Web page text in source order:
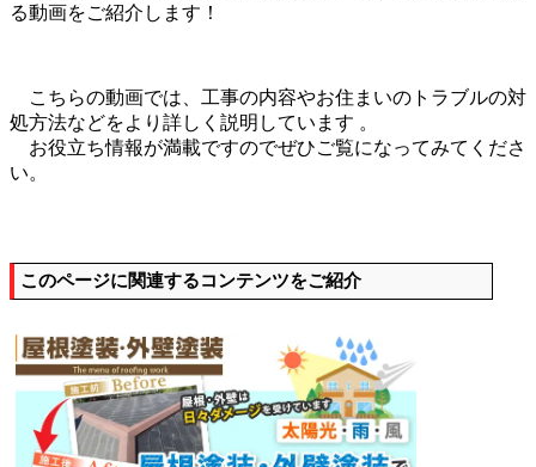
る動画をご紹介します！
こちらの動画では、工事の内容やお住まいのトラブルの対
処方法などをより詳しく説明しています 。
お役立ち情報が満載ですのでぜひご覧になってみてくださ
い。
このページに関連するコンテンツをご紹介